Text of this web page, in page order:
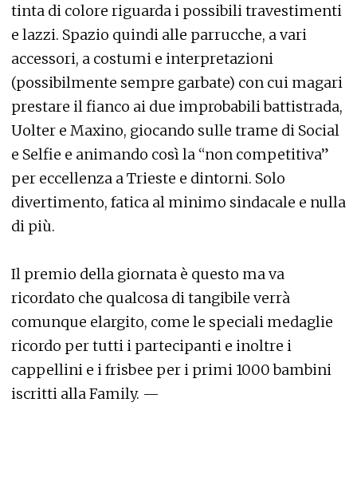
tinta di colore riguarda i possibili travestimenti
e lazzi. Spazio quindi alle parrucche, a vari
accessori, a costumi e interpretazioni
(possibilmente sempre garbate) con cui magari
prestare il fianco ai due improbabili battistrada,
Uolter e Maxino, giocando sulle trame di Social
e Selfie e animando così la “non competitiva”
per eccellenza a Trieste e dintorni. Solo
divertimento, fatica al minimo sindacale e nulla
di più.
Il premio della giornata è questo ma va
ricordato che qualcosa di tangibile verrà
comunque elargito, come le speciali medaglie
ricordo per tutti i partecipanti e inoltre i
cappellini e i frisbee per i primi 1000 bambini
iscritti alla Family. —